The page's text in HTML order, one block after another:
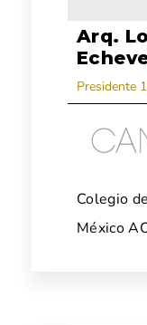
Arq.
Presidente
Colegio
México